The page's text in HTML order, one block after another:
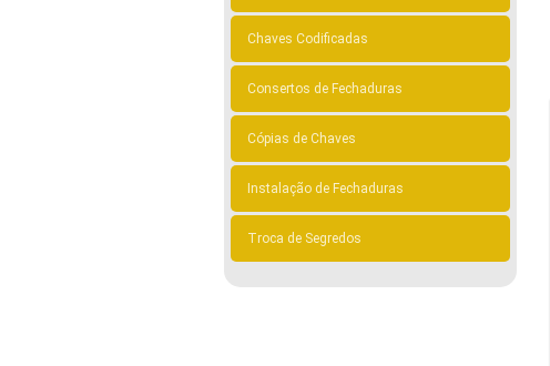
Chaves Codificadas
Consertos de Fechaduras
Cópias de Chaves
Instalação de Fechaduras
Troca de Segredos